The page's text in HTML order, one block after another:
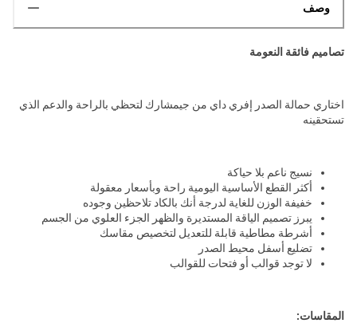
وصف
تصاميم فائقة النعومة
اختاري حمالة الصدر إفري داي من جيمشارك لتحظي بالراحة والدعم الذي
تستحقينه
نسيج ناعم بلا حياكة
أكثر القطع الأساسية اليومية راحة وبأسعار معقولة
خفيفة الوزن للغاية لدرجة أنك بالكاد تلاحظين وجوده
يبرز تصميم الياقة المستديرة والظهر الجزء العلوي من الجسم
أشرطة مطاطية قابلة للتعديل لتخصيص مقاسك
تضليع أسفل محيط الصدر
لا توجد قوالب أو فتحات للقوالب
المقاسات: